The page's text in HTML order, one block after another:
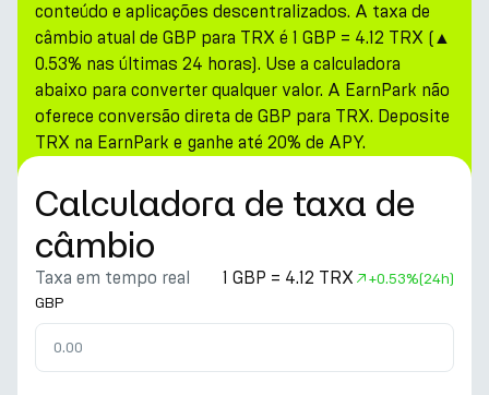
conteúdo e aplicações descentralizados. A taxa de
câmbio atual de GBP para TRX é 1 GBP = 4.12 TRX (▲
0.53% nas últimas 24 horas). Use a calculadora
abaixo para converter qualquer valor. A EarnPark não
oferece conversão direta de GBP para TRX. Deposite
TRX na EarnPark e ganhe até 20% de APY.
Calculadora de taxa de
câmbio
Taxa em tempo real 1 GBP = 4.12 TRX +0.53%(24h)
GBP